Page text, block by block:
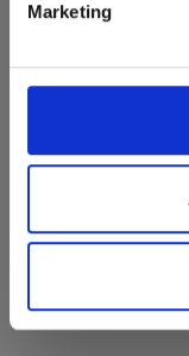
Marketing
A